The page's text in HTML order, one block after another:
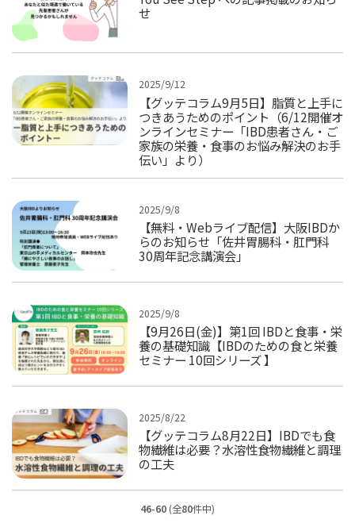
せ
2025/9/12
【グッテコラム9月5日】脂質と上手に
つきあうためのポイント（6/12開催オ
ンラインセミナー「IBD患者さん・ご
家族の栄養・食事のお悩み解決のお手
伝い」より）
2025/9/8
【無料・Webライブ配信】大阪IBDか
らのお知らせ「佐井胃腸科・肛門科
30周年記念講演会」
2025/9/8
【9月26日(金)】第1回 IBDと食事・栄
養の基礎知識【IBDのための食と栄養
セミナー 10回シリーズ 】
2025/8/22
【グッテコラム8月22日】IBDでも食
物繊維は必要？水溶性食物繊維と調理
の工夫
46-60 (全80件中)